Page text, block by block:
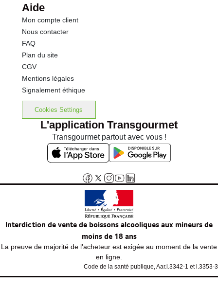
Aide
Mon compte client
Nous contacter
FAQ
Plan du site
CGV
Mentions légales
Signalement éthique
Cookies Settings
L'application Transgourmet
Transgourmet partout avec vous !
Interdiction de vente de boissons alcooliques aux mineurs de
moins de 18 ans
La preuve de majorité de l'acheteur est exigée au moment de la vente
en ligne.
Code de la santé publique, Aar.l.3342-1 et l.3353-3